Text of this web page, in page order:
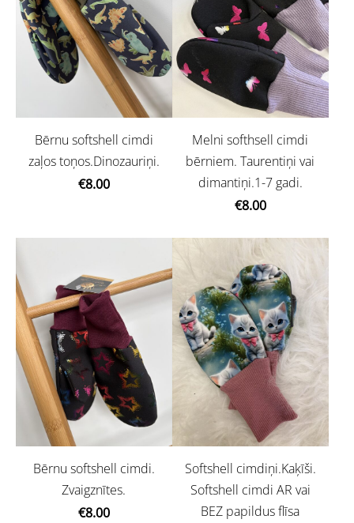
Bērnu softshell cimdi
zaļos toņos.Dinozauriņi.
€8.00
Melni softhsell cimdi
bērniem. Taurentiņi vai
dimantiņi.1-7 gadi.
€8.00
Bērnu softshell cimdi.
Zvaigznītes.
€8.00
Softshell cimdiņi.Kaķīši.
Softshell cimdi AR vai
BEZ papildus flīsa